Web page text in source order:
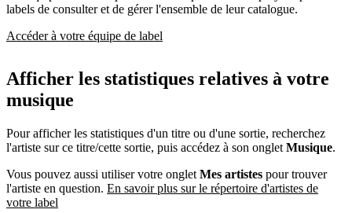
labels de consulter et de gérer l'ensemble de leur catalogue.
Accéder à votre équipe de label
Afficher les statistiques relatives à votre
musique
Pour afficher les statistiques d'un titre ou d'une sortie, recherchez
l'artiste sur ce titre/cette sortie, puis accédez à son onglet Musique.
Vous pouvez aussi utiliser votre onglet Mes artistes pour trouver
l'artiste en question. En savoir plus sur le répertoire d'artistes de
votre label